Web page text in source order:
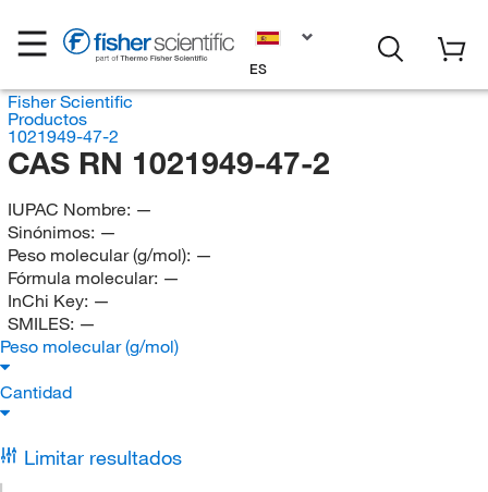
ES
Fisher Scientific
Productos
1021949-47-2
CAS RN 1021949-47-2
IUPAC Nombre: —
Sinónimos: —
Peso molecular (g/mol): —
Fórmula molecular: —
InChi Key: —
SMILES: —
Peso molecular (g/mol)
Cantidad
Limitar resultados